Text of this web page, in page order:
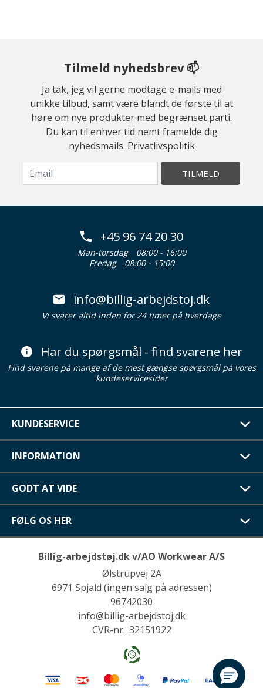
Tilmeld nyhedsbrev 📫
Ja tak, jeg vil gerne modtage e-mails med
unikke tilbud, samt være blandt de første til at
høre om nye produkter med begrænset parti.
Du kan til enhver tid nemt framelde dig
nyhedsmails. Privatlivspolitik
TILMELD
+45 96 74 20 30
Man-torsdag
08:00 - 16:00
Fredag
08:00 - 15:00
info@billig-arbejdstoj.dk
Vi svarer altid inden for 24 timer på hverdage
Har du spørgsmål - find svarene her
Find svarene på mange af de mest gængse spørgsmål på vores
kundeservicesider
KUNDESERVICE
INFORMATION
GODT AT VIDE
FØLG OS HER
Billig-arbejdstøj.dk v/AO Workwear A/S
Ølstrupvej 2A
6971 Spjald (ingen salg på adressen)
96742030
info@billig-arbejdstoj.dk
CVR-nr.: 32151922